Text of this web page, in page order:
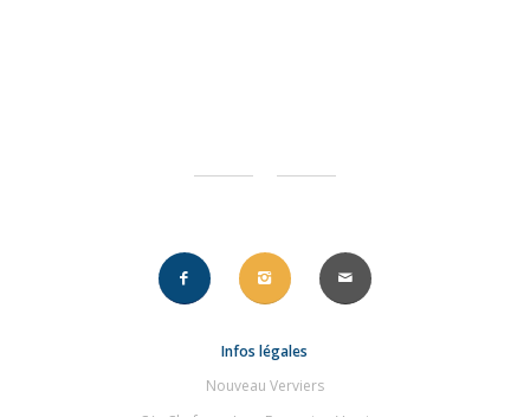
Infos légales
Nouveau Verviers